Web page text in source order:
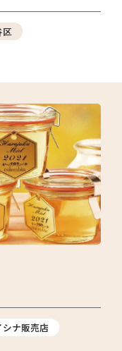
区
シナ販売店